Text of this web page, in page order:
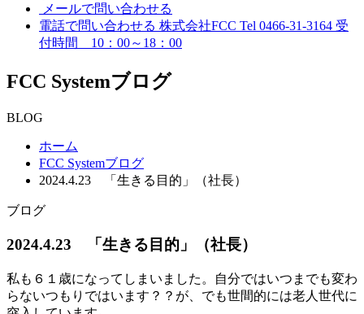
メールで問い合わせる
電話で問い合わせる 株式会社FCC Tel 0466-31-3164 受
付時間 10：00～18：00
FCC Systemブログ
BLOG
ホーム
FCC Systemブログ
2024.4.23 「生きる目的」（社長）
ブログ
2024.4.23 「生きる目的」（社長）
私も６１歳になってしまいました。自分ではいつまでも変わ
らないつもりではいます？？が、でも世間的には老人世代に